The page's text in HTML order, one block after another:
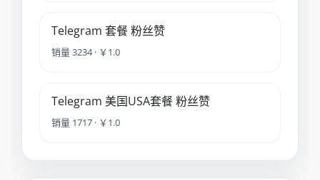
Telegram 套餐 粉丝赞
销量 3234 · ￥1.0
Telegram 美国USA套餐 粉丝赞
销量 1717 · ￥1.0